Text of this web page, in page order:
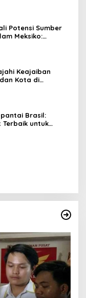
Potensi Sumber
Meksiko:
Keajaiban
Kota di
Brasil:
Terbaik untuk